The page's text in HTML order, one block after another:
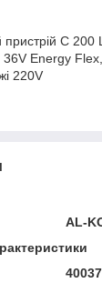
C
36V Energy
220V
AL-